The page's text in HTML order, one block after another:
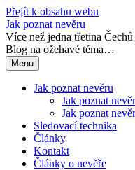
Přejít k obsahu webu
Jak poznat nevěru
Více než jedna třetina
Blog na ožehavé téma…
Menu
Jak poznat nevěru
Jak poznat
Jak poznat
Sledovací technika
Články
Kontakt
Články o nevěře